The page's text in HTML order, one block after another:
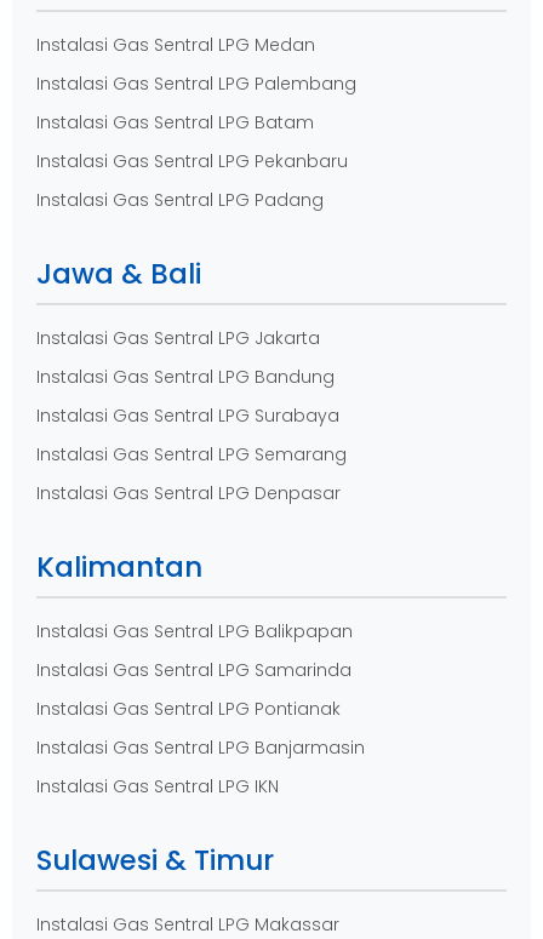
Instalasi Gas Sentral LPG Medan
Instalasi Gas Sentral LPG Palembang
Instalasi Gas Sentral LPG Batam
Instalasi Gas Sentral LPG Pekanbaru
Instalasi Gas Sentral LPG Padang
Jawa & Bali
Instalasi Gas Sentral LPG Jakarta
Instalasi Gas Sentral LPG Bandung
Instalasi Gas Sentral LPG Surabaya
Instalasi Gas Sentral LPG Semarang
Instalasi Gas Sentral LPG Denpasar
Kalimantan
Instalasi Gas Sentral LPG Balikpapan
Instalasi Gas Sentral LPG Samarinda
Instalasi Gas Sentral LPG Pontianak
Instalasi Gas Sentral LPG Banjarmasin
Instalasi Gas Sentral LPG IKN
Sulawesi & Timur
Instalasi Gas Sentral LPG Makassar